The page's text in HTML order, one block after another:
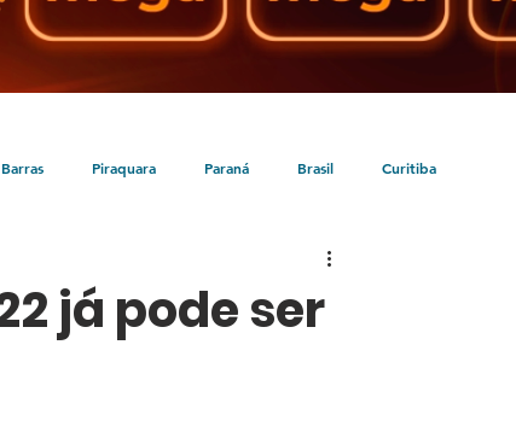
Piraquara Paraná Brasil Curitiba
já pode ser